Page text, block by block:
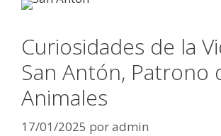
Curiosidades de la
San Antón, Patrono
Animales
17/01/2025 poradmin